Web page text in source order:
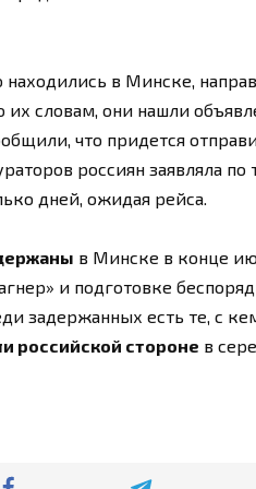
находились в Минске,
словам, они нашли
что придется
россиян заявляла
дней, ожидая рейса.
в Минске в конце
и подготовке
задержанных есть те, с
российской стороне в